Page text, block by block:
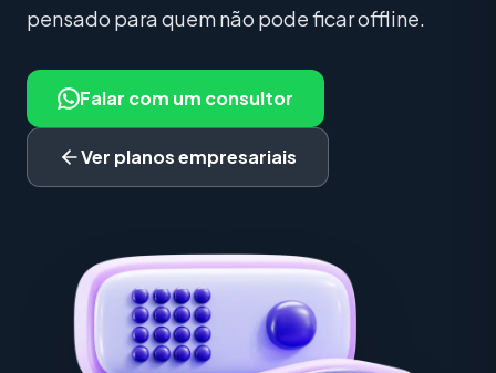
pensado para quem não pode ficar offline.
Falar com um consultor
Ver planos empresariais